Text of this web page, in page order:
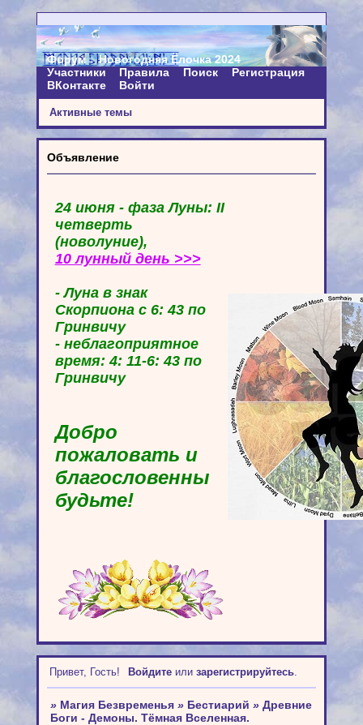
Форум
Новогодняя Ёлочка 2024
Участники
Правила Поиск
Регистрация
ВКонтакте
Войти
Активные темы
Объявление
24 июня - фаза Луны: II
четверть
(новолуние),
10 лунный день >>>
- Луна в знак
Скорпиона с 6: 43 по
Гринвичу
- неблагоприятное
время: 4: 11-6: 43 по
Гринвичу
Добро
пожаловать и
благословенны
будьте!
Привет, Гость! Войдитеили зарегистрируйтесь.
» Магия Безвременья » Бестиарий » Древние
Боги - Демоны. Тёмная Вселенная.